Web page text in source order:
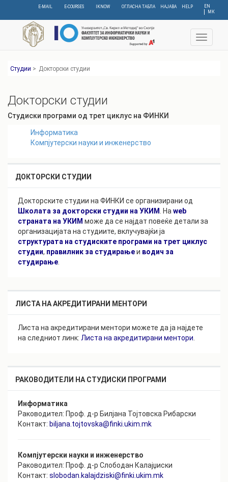
content
EN
МК
E-MAIL E-COURSES IKNOW ОГЛАСНА ТАБЛА НАЈАВА HELP
Toggle
Студии > Докторски студии
Докторски студии
Студиски програми од трет циклус на ФИНКИ
Информатика
Компјутерски науки и инженерство
ДОКТОРСКИ СТУДИИ
Докторските студии на ФИНКИ се организирани од
Школата за докторски студии на УКИМ
. На web
страната на УКИМ може да се најдат повеќе детали за
организацијата на студиите, вклучувајќи ja
структурата на студиските програми на трет циклус
студии, правилник за студирањеи водич за
студирање
ЛИСТА НА АКРЕДИТИРАНИ МЕНТОРИ
Листа на акредитирани ментори можете да ја најдете
на следниот линк: Листа на акредитирани ментори
РАКОВОДИТЕЛИ НА СТУДИСКИ ПРОГРАМИ
Информатика
Раководител: Проф. д-р Билјана Тојтовска Рибарски
Контакт: biljana.tojtovska@finki.ukim.mk
Компјутерски науки и инженерство
Раководител: Проф. д-р Слободан Калајџиски
Контакт: slobodan.kalajdziski@finki.ukim.mk